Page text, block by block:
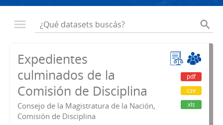
Expedientes
culminados de la
Comisión de Disciplina
Consejo de la Magistratura de la Nación,
Comisión de Disciplina
pdf
csv
xls